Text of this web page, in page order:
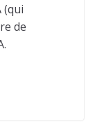
(qui
de